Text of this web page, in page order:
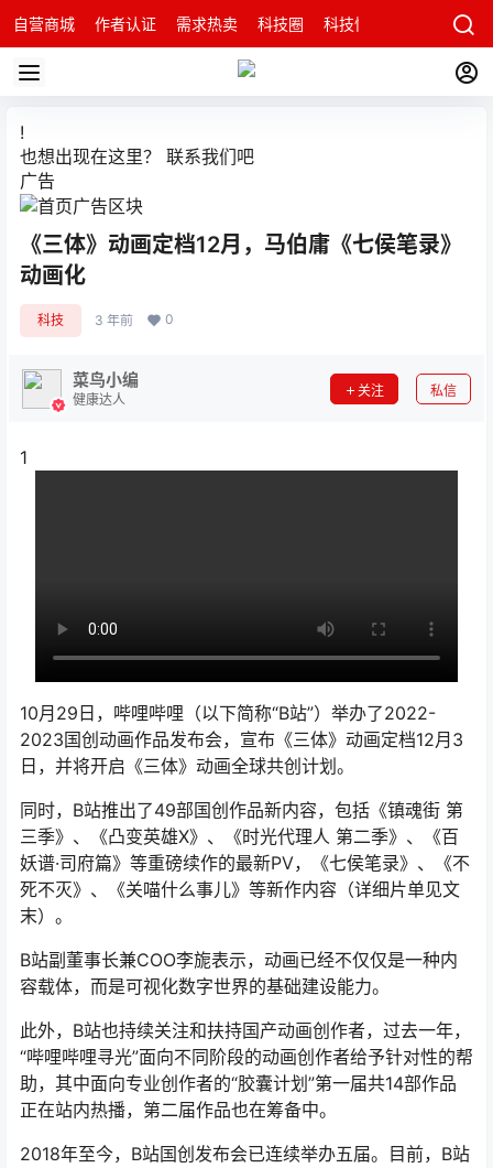
自营商城 作者认证 需求热卖 科技圈 科技快讯 智能科技问
!
也想出现在这里？ 联系我们吧
广告
《三体》动画定档12月，马伯庸《七侯笔录》
动画化
科技 3 年前 0
菜鸟小编
健康达人
关注 私信
1
10月29日，哔哩哔哩（以下简称“B站”）举办了2022-
2023国创动画作品发布会，宣布《三体》动画定档12月3
日，并将开启《三体》动画全球共创计划。
同时，B站推出了49部国创作品新内容，包括《镇魂街 第
三季》、《凸变英雄X》、《时光代理人 第二季》、《百
妖谱·司府篇》等重磅续作的最新PV，《七侯笔录》、《不
死不灭》、《关喵什么事儿》等新作内容（详细片单见文
末）。
B站副董事长兼COO李旎表示，动画已经不仅仅是一种内
容载体，而是可视化数字世界的基础建设能力。
此外，B站也持续关注和扶持国产动画创作者，过去一年，
“哔哩哔哩寻光”面向不同阶段的动画创作者给予针对性的帮
助，其中面向专业创作者的“胶囊计划”第一届共14部作品
正在站内热播，第二届作品也在筹备中。
2018年至今，B站国创发布会已连续举办五届。目前，B站